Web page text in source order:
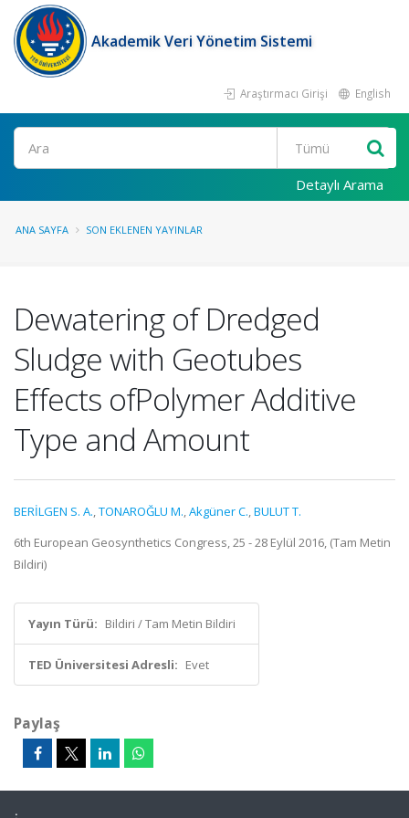
Akademik Veri Yönetim Sistemi
Araştırmacı Girişi English
Ara
Detaylı Arama
ANA SAYFA SON EKLENEN YAYINLAR
Dewatering of Dredged
Sludge with Geotubes
Effects ofPolymer Additive
Type and Amount
BERİLGEN S. A.,TONAROĞLU M.,Akgüner C.,BULUT T.
6th European Geosynthetics Congress, 25 - 28 Eylül 2016, (Tam Metin
Bildiri)
Yayın Türü: Bildiri / Tam Metin Bildiri
TED Üniversitesi Adresli: Evet
Paylaş